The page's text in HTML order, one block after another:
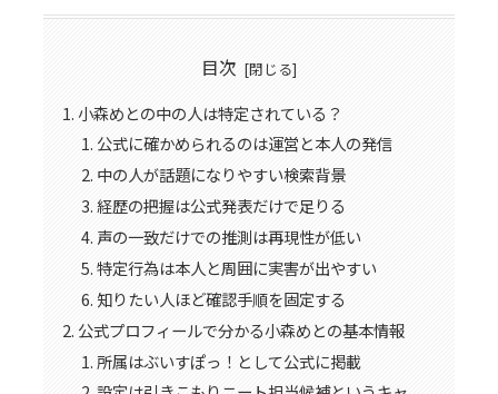
目次
小森めとの中の人は特定されている？
公式に確かめられるのは運営と本人の発信
中の人が話題になりやすい検索背景
経歴の把握は公式発表だけで足りる
声の一致だけでの推測は再現性が低い
特定行為は本人と周囲に実害が出やすい
知りたい人ほど確認手順を固定する
公式プロフィールで分かる小森めとの基本情報
所属はぶいすぽっ！として公式に掲載